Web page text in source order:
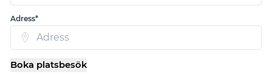
Adress*
Boka platsbesök